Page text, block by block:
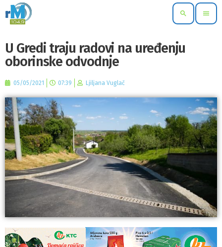
search menu
U Gredi traju radovi na uređenju
oborinske odvodnje
05/05/2021 07:39 Ljiljana Vuglač